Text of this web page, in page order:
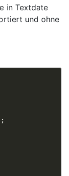
in Textdate
und ohne